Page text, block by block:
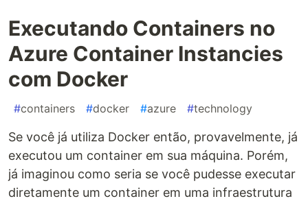
Executando Containers no
Azure Container Instancies
com Docker
#containers #docker #azure #technology
Se você já utiliza Docker então, provavelmente, já
executou um container em sua máquina. Porém,
já imaginou como seria se você pudesse executar
diretamente um container em uma infraestrutura